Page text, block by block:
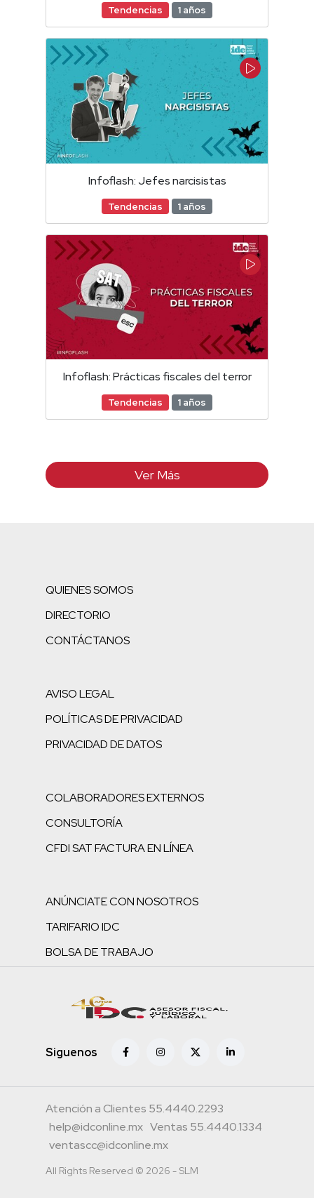
Tendencias 1 años
Infoflash: Jefes narcisistas
Tendencias 1 años
Infoflash: Prácticas fiscales del terror
Tendencias 1 años
Ver Más
QUIENES SOMOS
DIRECTORIO
CONTÁCTANOS
AVISO LEGAL
POLÍTICAS DE PRIVACIDAD
PRIVACIDAD DE DATOS
COLABORADORES EXTERNOS
CONSULTORÍA
CFDI SAT FACTURA EN LÍNEA
ANÚNCIATE CON NOSOTROS
TARIFARIO IDC
BOLSA DE TRABAJO
Siguenos
Atención a Clientes 55.4440.2293
help@idconline.mx Ventas 55.4440.1334
ventascc@idconline.mx
All Rights Reserved © 2026 - SLM